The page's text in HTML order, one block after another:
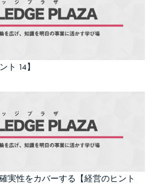
ト 14】
実性をカバーする【経営のヒント